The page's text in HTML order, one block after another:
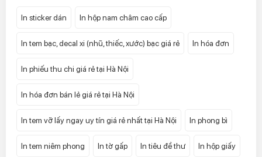
In sticker dán In hộp nam châm cao cấp
In tem bạc, decal xi (nhũ, thiếc, xước) bạc giá rẻ In hóa đơn
In phiếu thu chi giá rẻ tại Hà Nội
In hóa đơn bán lẻ giá rẻ tại Hà Nội
In tem vỡ lấy ngay uy tín giá rẻ nhất tại Hà Nội In phong bì
In tem niêm phong In tờ gấp In tiêu đề thư In hộp giấy